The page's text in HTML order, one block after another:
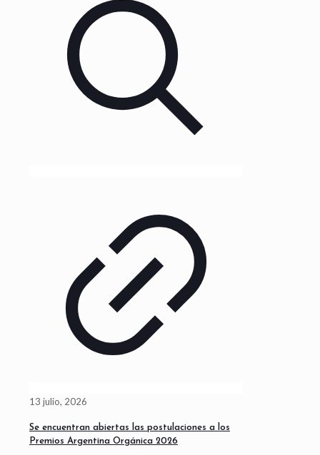
13 julio, 2026
Se encuentran abiertas las postulaciones a los
Premios Argentina Orgánica 2026